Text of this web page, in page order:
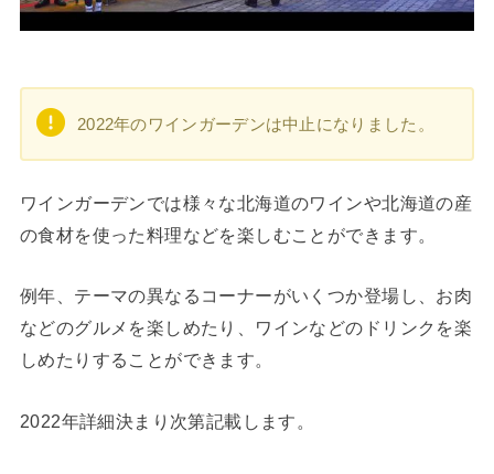
2022年のワインガーデンは中止になりました。
ワインガーデンでは様々な北海道のワインや北海道の産
の食材を使った料理などを楽しむことができます。
例年、テーマの異なるコーナーがいくつか登場し、お肉
などのグルメを楽しめたり、ワインなどのドリンクを楽
しめたりすることができます。
2022年詳細決まり次第記載します。